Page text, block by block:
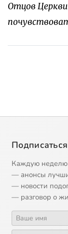
Отцов
Каждую неделю
— анонсы
— новости
— разговор о